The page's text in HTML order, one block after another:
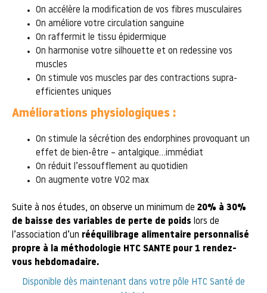
On accélère la modification de vos fibres musculaires
On améliore votre circulation sanguine
On raffermit le tissu épidermique
On harmonise votre silhouette et on redessine vos
muscles
On stimule vos muscles par des contractions supra-
efficientes uniques
Améliorations physiologiques :
On stimule la sécrétion des endorphines provoquant un
effet de bien-être – antalgique…immédiat
On réduit l’essoufflement au quotidien
On augmente votre VO2 max
Suite à nos études, on observe un minimum de 20% à 30%
de baisse des variables de perte de poids lors de
l’association d’un rééquilibrage alimentaire personnalisé
propre à la méthodologie HTC SANTE pour 1 rendez-
vous hebdomadaire.
Disponible dès maintenant dans votre pôle HTC Santé de